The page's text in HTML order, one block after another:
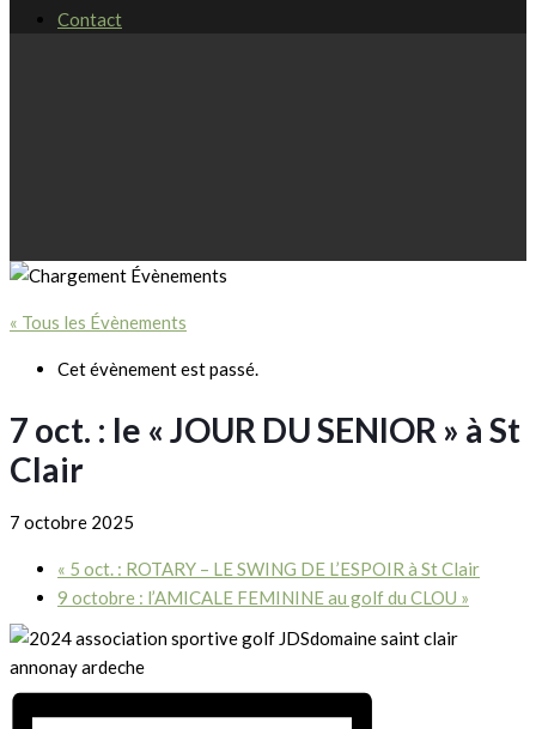
Contact
« Tous les Évènements
Cet évènement est passé.
7 oct. : le « JOUR DU SENIOR » à St
Clair
7 octobre 2025
« 5 oct. : ROTARY – LE SWING DE L’ESPOIR à St Clair
9 octobre : l’AMICALE FEMININE au golf du CLOU »